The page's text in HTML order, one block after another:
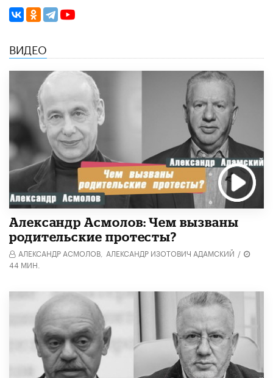
ВИДЕО
Александр Асмолов: Чем вызваны
родительские протесты?
АЛЕКСАНДР АСМОЛОВ, АЛЕКСАНДР ИЗОТОВИЧ АДАМСКИЙ /
44 МИН.